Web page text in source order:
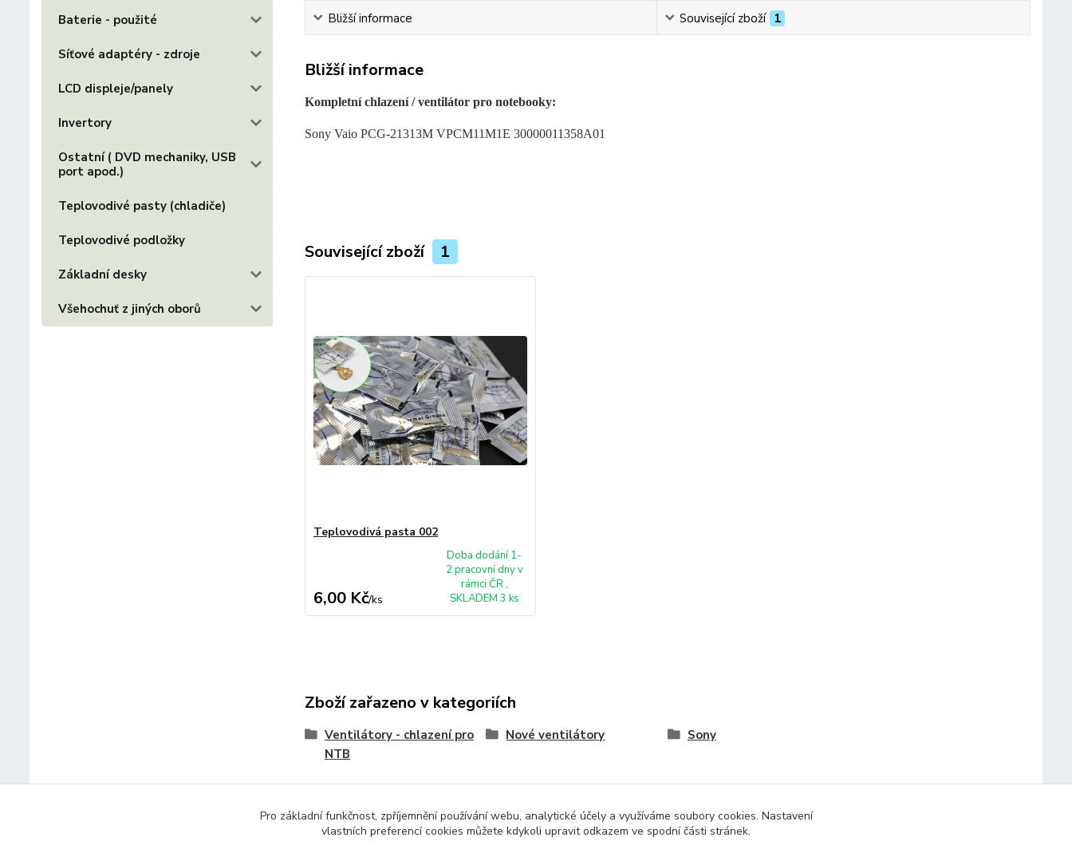
Baterie - použité
Síťové adaptéry - zdroje
LCD displeje/panely
Invertory
Ostatní ( DVD mechaniky, USB
port apod.)
Teplovodivé pasty (chladiče)
Teplovodivé podložky
Základní desky
Všehochuť z jiných oborů
Bližší informace Související zboží 1
Bližší informace
Kompletní chlazení / ventilátor pro notebooky:
Sony Vaio PCG-21313M VPCM11M1E 30000011358A01
Související zboží 1
Teplovodivá pasta 002
6,00 Kč/ks
Doba dodání 1-
2 pracovní dny v
rámci ČR ,
SKLADEM 3 ks
Zboží zařazeno v kategoriích
Ventilátory - chlazení pro
NTB
Nové ventilátory Sony
Pro základní funkčnost, zpříjemnění používání webu, analytické účely a využíváme soubory cookies. Nastavení
vlastních preferencí cookies můžete kdykoli upravit odkazem ve spodní části stránek.